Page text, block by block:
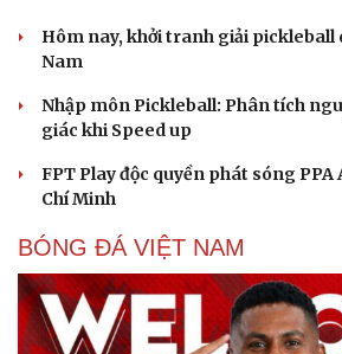
Du lịch
Săn Tour
check-in
Hôm nay, khởi tranh giải pickleball
Nam
Nhập môn Pickleball: Phân tích
giác khi Speed up
FPT Play độc quyền phát sóng PPA
Chí Minh
BÓNG ĐÁ VIỆT NAM